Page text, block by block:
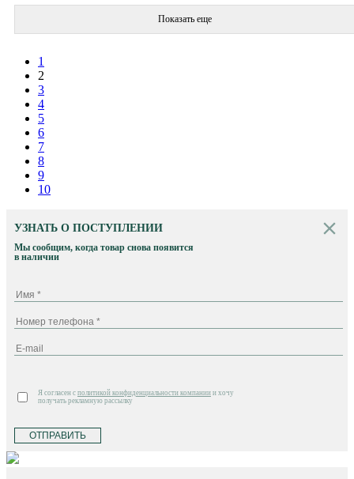
Показать еще
1
2
3
4
5
6
7
8
9
10
УЗНАТЬ О ПОСТУПЛЕНИИ
Мы сообщим, когда товар снова появится
в наличии
Я согласен с политикой конфиденциальности компании и хочу
получать рекламную рассылку
ОТПРАВИТЬ